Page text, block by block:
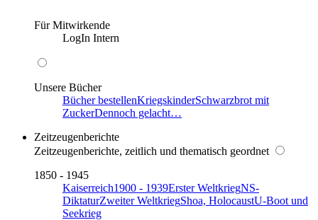
Für Mitwirkende
LogIn Intern
Unsere Bücher
Bücher bestellenKriegskinderSchwarzbrot mit
ZuckerDennoch gelacht…
Zeitzeugenberichte
Zeitzeugenberichte, zeitlich und thematisch geordnet
1850 - 1945
Kaiserreich1900 - 1939Erster WeltkriegNS-
DiktaturZweiter WeltkriegShoa, HolocaustU-Boot und
Seekrieg